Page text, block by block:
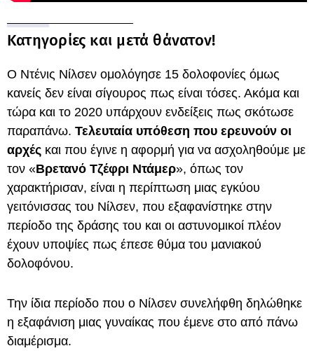
Κατηγορίες και μετά θάνατον!
Ο Ντένις Νίλσεν ομολόγησε 15 δολοφονίες όμως
κανείς δεν είναι σίγουρος πως είναι τόσες. Ακόμα και
τώρα και το 2020 υπάρχουν ενδείξεις πως σκότωσε
παραπάνω. Τελευταία υπόθεση που ερευνούν οι
αρχές και που έγινε η αφορμή για να ασχοληθούμε με
τον «Βρετανό Τζέφρι Ντάμερ», όπως τον
χαρακτήρισαν, είναι η περίπτωση μιας εγκύου
γειτόνισσας του Νίλσεν, που εξαφανίστηκε στην
περίοδο της δράσης του και οι αστυνομικοί πλέον
έχουν υποψίες πως έπεσε θύμα του μανιακού
δολοφόνου.
Την ίδια περίοδο που ο Νίλσεν συνελήφθη δηλώθηκε
η εξαφάνιση μιας γυναίκας που έμενε στο από πάνω
διαμέρισμα.